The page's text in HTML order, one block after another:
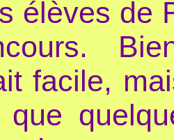
élèves de
facile,
que